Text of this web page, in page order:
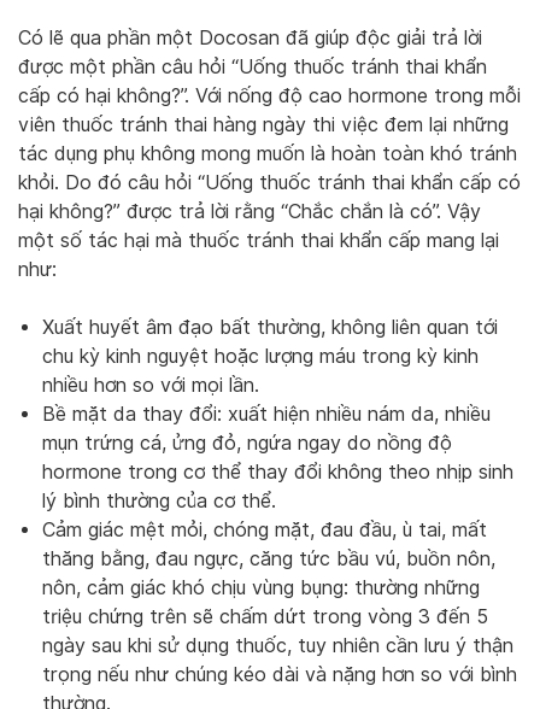
Có lẽ qua phần một Docosan đã giúp độc giải trả lời
được một phần câu hỏi “Uống thuốc tránh thai khẩn
cấp có hại không?”. Với nống độ cao hormone trong mỗi
viên thuốc tránh thai hàng ngày thi việc đem lại những
tác dụng phụ không mong muốn là hoàn toàn khó tránh
khỏi. Do đó câu hỏi “Uống thuốc tránh thai khẩn cấp có
hại không?” được trả lời rằng “Chắc chắn là có”. Vậy
một số tác hại mà thuốc tránh thai khẩn cấp mang lại
như:
Xuất huyết âm đạo bất thường, không liên quan tới
chu kỳ kinh nguyệt hoặc lượng máu trong kỳ kinh
nhiều hơn so với mọi lần.
Bề mặt da thay đổi: xuất hiện nhiều nám da, nhiều
mụn trứng cá, ửng đỏ, ngứa ngay do nồng độ
hormone trong cơ thể thay đổi không theo nhịp sinh
lý bình thường của cơ thể.
Cảm giác mệt mỏi, chóng mặt, đau đầu, ù tai, mất
thăng bằng, đau ngực, căng tức bầu vú, buồn nôn,
nôn, cảm giác khó chịu vùng bụng: thường những
triệu chứng trên sẽ chấm dứt trong vòng 3 đến 5
ngày sau khi sử dụng thuốc, tuy nhiên cần lưu ý thận
trọng nếu như chúng kéo dài và nặng hơn so với bình
thường.